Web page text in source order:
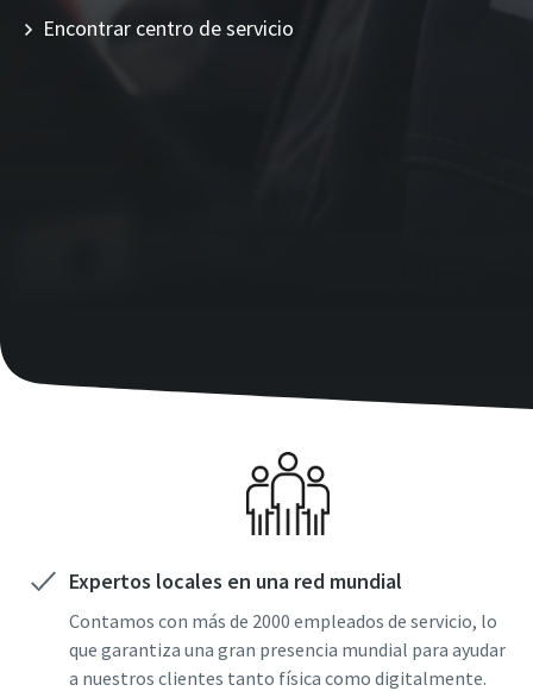
Calibre ahora sus herramientas correctamente.
Encontrar centro de servicio
Expertos locales en una red mundial
Contamos con más de 2000 empleados de servicio, lo
que garantiza una gran presencia mundial para ayudar
a nuestros clientes tanto física como digitalmente.